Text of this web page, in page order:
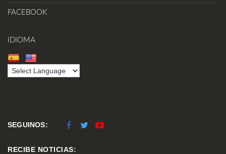
FACEBOOK
IDIOMA
SEGUINOS:
RECIBE NOTICIAS: